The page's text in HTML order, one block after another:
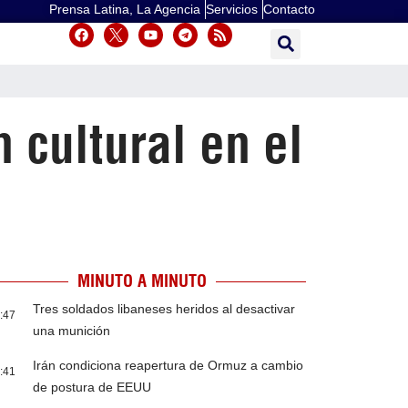
Prensa Latina, La Agencia Servicios Contacto
cultural en el
MINUTO A MINUTO
Tres soldados libaneses heridos al desactivar
una munición
Irán condiciona reapertura de Ormuz a cambio
de postura de EEUU